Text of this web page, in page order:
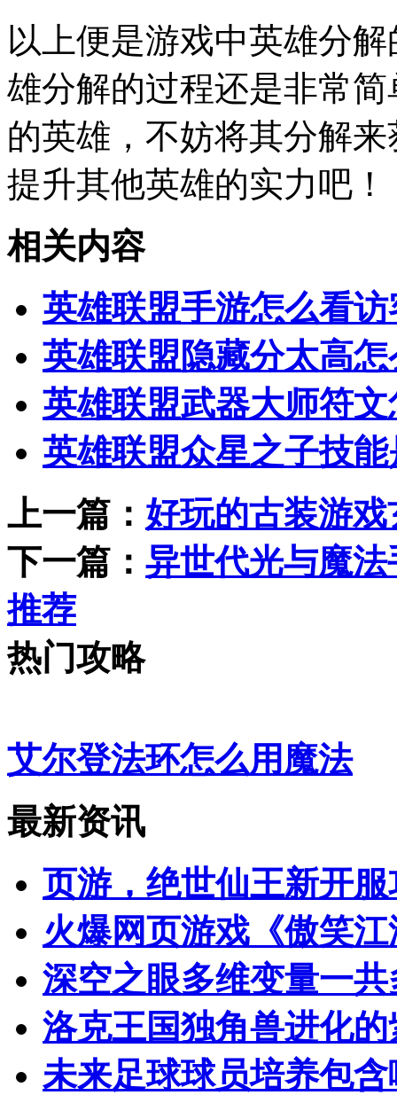
以上便是游戏中英雄分
雄分解的过程还是非常
的英雄，不妨将其分解
提升其他英雄的实力吧！
相关内容
英雄联盟手游怎么看
英雄联盟隐藏分太高怎
英雄联盟武器大师符
英雄联盟众星之子技
上一篇： 好玩的古装游
下一篇： 异世代光与魔
推荐
热门攻略
艾尔登法环怎么用魔法
最新资讯
页游，绝世仙王新开
火爆网页游戏《傲笑
深空之眼多维变量一
洛克王国独角兽进化
未来足球球员培养包